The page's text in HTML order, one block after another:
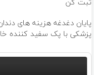
ثبت کن
پایان دغدغه هزینه های
پزشکی با پک سفید کننده